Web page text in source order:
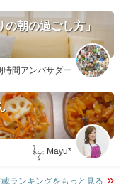
朝の過ごし方」
時間アンバサダー
by: Mayu*
ランキングをもっと見る